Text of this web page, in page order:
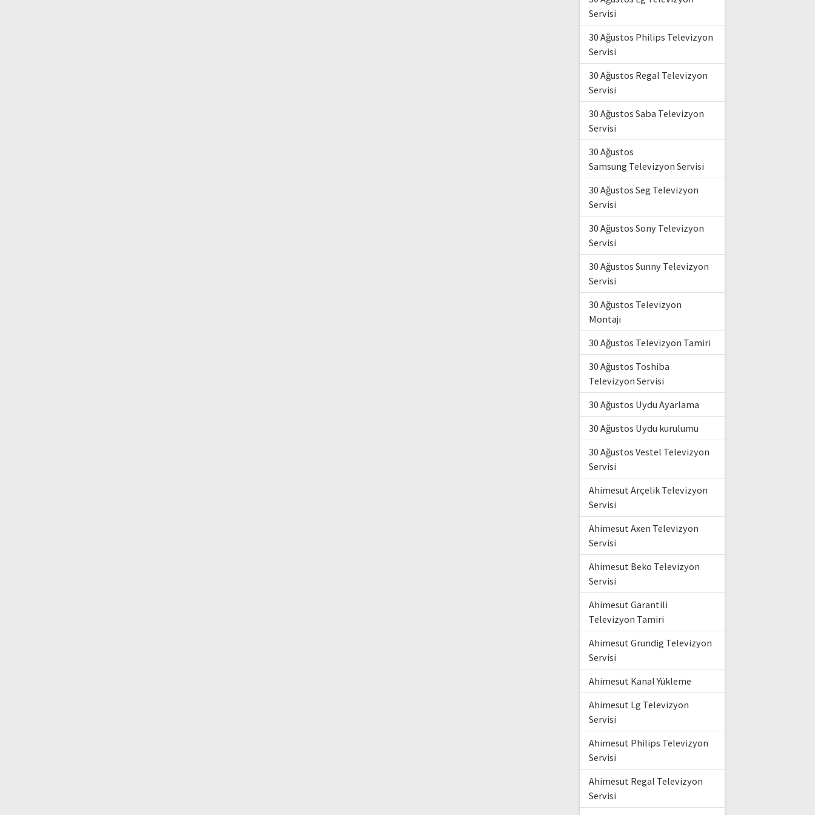
Servisi
30 Ağustos Philips Televizyon
Servisi
30 Ağustos Regal Televizyon
Servisi
30 Ağustos Saba Televizyon
Servisi
30 Ağustos
Samsung Televizyon Servisi
30 Ağustos Seg Televizyon
Servisi
30 Ağustos Sony Televizyon
Servisi
30 Ağustos Sunny Televizyon
Servisi
30 Ağustos Televizyon
Montajı
30 Ağustos Televizyon Tamiri
30 Ağustos Toshiba
Televizyon Servisi
30 Ağustos Uydu Ayarlama
30 Ağustos Uydu kurulumu
30 Ağustos Vestel Televizyon
Servisi
Ahimesut Arçelik Televizyon
Servisi
Ahimesut Axen Televizyon
Servisi
Ahimesut Beko Televizyon
Servisi
Ahimesut Garantili
Televizyon Tamiri
Ahimesut Grundig Televizyon
Servisi
Ahimesut Kanal Yükleme
Ahimesut Lg Televizyon
Servisi
Ahimesut Philips Televizyon
Servisi
Ahimesut Regal Televizyon
Servisi